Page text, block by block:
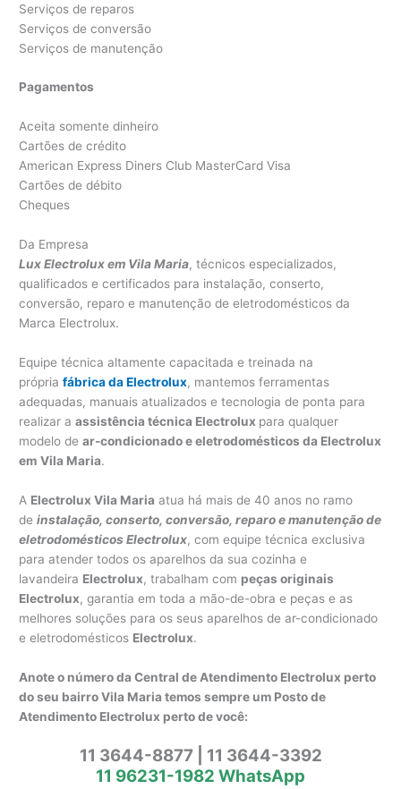
Serviços de reparos
Serviços de conversão
Serviços de manutenção
Pagamentos
Aceita somente dinheiro
Cartões de crédito
American Express Diners Club MasterCard Visa
Cartões de débito
Cheques
Da Empresa
Lux Electrolux em Vila Maria, técnicos especializados,
qualificados e certificados para instalação, conserto,
conversão, reparo e manutenção de eletrodomésticos da
Marca Electrolux.
Equipe técnica altamente capacitada e treinada na
própriafábrica da Electrolux, mantemos ferramentas
adequadas, manuais atualizados e tecnologia de ponta para
realizar aassistência técnica Electrolux para qualquer
modelo dear-condicionado e eletrodomésticos da Electrolux
em Vila Maria.
A Electrolux Vila Maria atua há mais de 40 anos no ramo
deinstalação, conserto, conversão, reparo e manutenção de
eletrodomésticos Electrolux, com equipe técnica exclusiva
para atender todos os aparelhos da sua cozinha e
lavandeira Electrolux, trabalham com peças originais
Electrolux, garantia em toda a mão-de-obra e peças e as
melhores soluções para os seus aparelhos de ar-condicionado
e eletrodomésticos Electrolux.
Anote o número da Central de Atendimento Electrolux perto
do seu bairro Vila Maria temos sempre um Posto de
Atendimento Electrolux perto de você:
11 3644-8877 | 11 3644-3392
11 96231-1982 WhatsApp